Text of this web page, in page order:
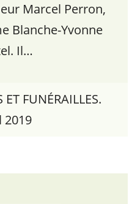
Marcel Perron,
Blanche-Yvonne
Il…
FUNÉRAILLES.
2019